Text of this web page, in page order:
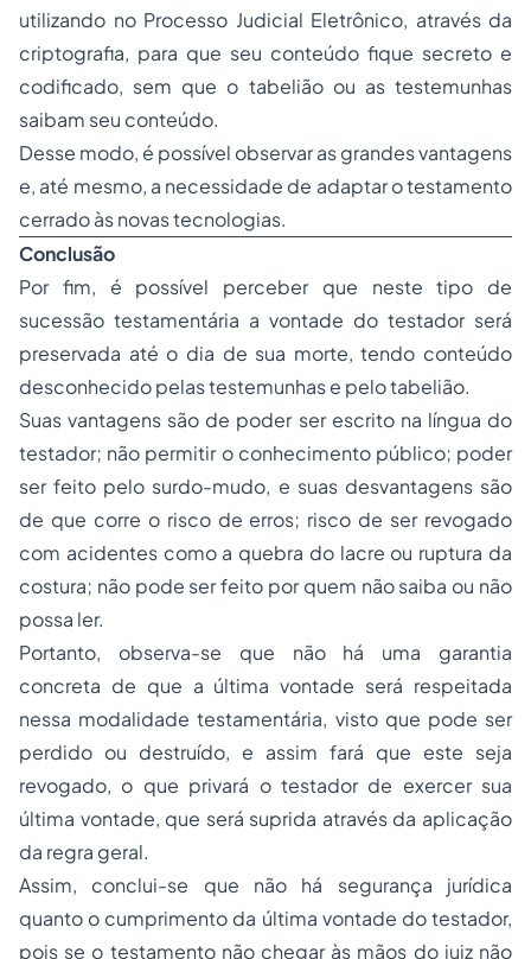
utilizando no Processo Judicial Eletrônico, através da
criptografia, para que seu conteúdo fique secreto e
codificado, sem que o tabelião ou as testemunhas
saibam seu conteúdo.
Desse modo, é possível observar as grandes vantagens
e, até mesmo, a necessidade de adaptar o testamento
cerrado às novas tecnologias.
Conclusão
Por fim, é possível perceber que neste tipo de
sucessão testamentária a vontade do testador será
preservada até o dia de sua morte, tendo conteúdo
desconhecido pelas testemunhas e pelo tabelião.
Suas vantagens são de poder ser escrito na língua do
testador; não permitir o conhecimento público; poder
ser feito pelo surdo-mudo, e suas desvantagens são
de que corre o risco de erros; risco de ser revogado
com acidentes como a quebra do lacre ou ruptura da
costura; não pode ser feito por quem não saiba ou não
possa ler.
Portanto, observa-se que não há uma garantia
concreta de que a última vontade será respeitada
nessa modalidade testamentária, visto que pode ser
perdido ou destruído, e assim fará que este seja
revogado, o que privará o testador de exercer sua
última vontade, que será suprida através da aplicação
da regra geral.
Assim, conclui-se que não há segurança jurídica
quanto o cumprimento da última vontade do testador,
pois se o testamento não chegar às mãos do juiz não